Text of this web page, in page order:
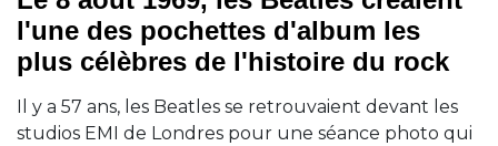
l'une des pochettes d'album les
plus célèbres de l'histoire du rock
Il y a 57 ans, les Beatles se retrouvaient devant les
studios EMI de Londres pour une séance photo qui